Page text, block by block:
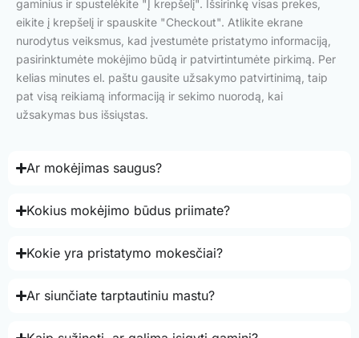
gaminius ir spustelėkite "Į krepšelį". Išsirinkę visas prekes,
eikite į krepšelį ir spauskite "Checkout". Atlikite ekrane
nurodytus veiksmus, kad įvestumėte pristatymo informaciją,
pasirinktumėte mokėjimo būdą ir patvirtintumėte pirkimą. Per
kelias minutes el. paštu gausite užsakymo patvirtinimą, taip
pat visą reikiamą informaciją ir sekimo nuorodą, kai
užsakymas bus išsiųstas.
Ar mokėjimas saugus?
Kokius mokėjimo būdus priimate?
Kokie yra pristatymo mokesčiai?
Ar siunčiate tarptautiniu mastu?